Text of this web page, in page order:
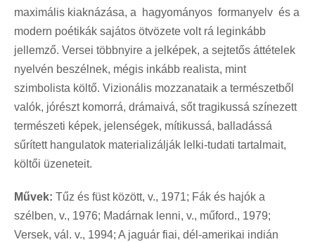
maximális kiaknázása, a hagyományos formanyelv és a
modern poétikák sajátos ötvözete volt rá leginkább
jellemző. Versei többnyire a jelképek, a sejtetős áttételek
nyelvén beszélnek, mégis inkább realista, mint
szimbolista költő. Vizionális mozzanataik a természetből
valók, jórészt komorrá, drámaivá, sőt tragikussá színezett
természeti képek, jelenségek, mítikussá, balladássá
sűrített hangulatok materializálják lelki-tudati tartalmait,
költői üzeneteit.
Művek: Tűz és füst között, v., 1971; Fák és hajók a
szélben, v., 1976; Madárnak lenni, v., műford., 1979;
Versek, vál. v., 1994; A jaguár fiai, dél-amerikai indián